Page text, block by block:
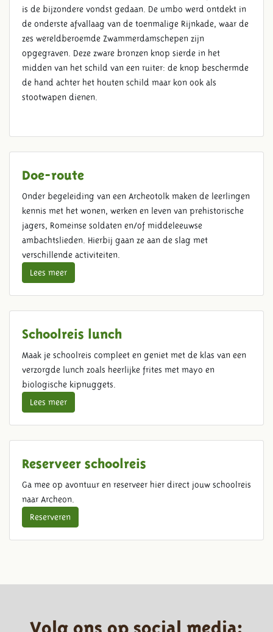
is de bijzondere vondst gedaan. De umbo werd ontdekt in
de onderste afvallaag van de toenmalige Rijnkade, waar de
zes wereldberoemde Zwammerdamschepen zijn
opgegraven. Deze zware bronzen knop sierde in het
midden van het schild van een ruiter: de knop beschermde
de hand achter het houten schild maar kon ook als
stootwapen dienen.
Doe-route
Onder begeleiding van een Archeotolk maken de leerlingen
kennis met het wonen, werken en leven van prehistorische
jagers, Romeinse soldaten en/of middeleeuwse
ambachtslieden. Hierbij gaan ze aan de slag met
verschillende activiteiten.
Lees meer
Schoolreis lunch
Maak je schoolreis compleet en geniet met de klas van een
verzorgde lunch zoals heerlijke frites met mayo en
biologische kipnuggets.
Lees meer
Reserveer schoolreis
Ga mee op avontuur en reserveer hier direct jouw schoolreis
naar Archeon.
Reserveren
Volg ons op social media: